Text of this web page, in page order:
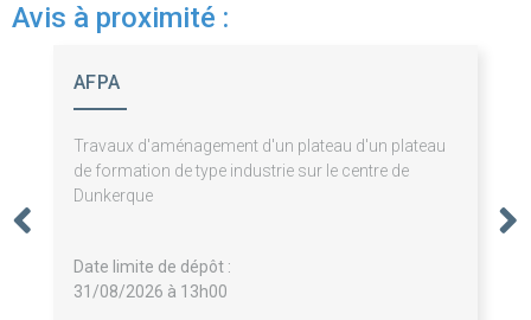
Avis à proximité :
AFPA
Travaux d'aménagement d'un plateau d'un plateau
de formation de type industrie sur le centre de
Dunkerque
Date limite de dépôt :
31/08/2026 à 13h00